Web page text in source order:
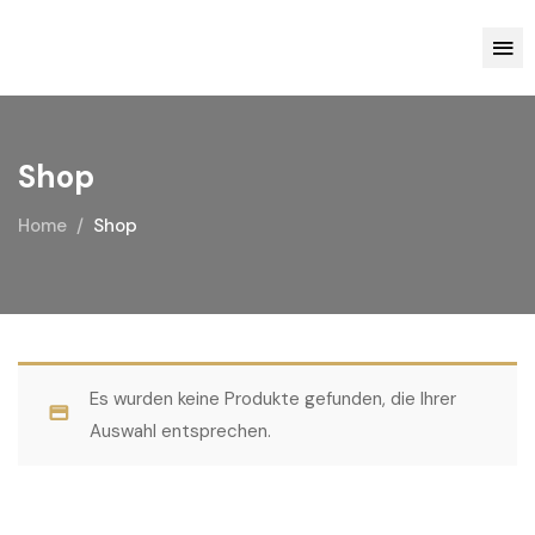
Shop
Home Shop
Es wurden keine Produkte gefunden, die Ihrer
Auswahl entsprechen.